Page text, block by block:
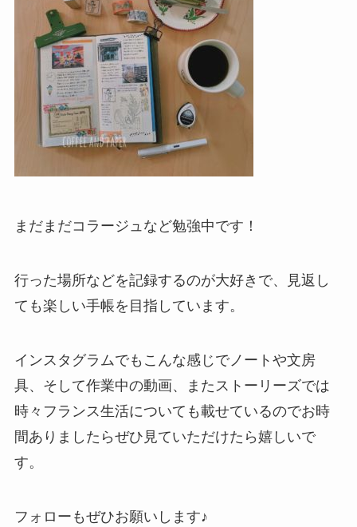
まだまだコラージュなど勉強中です！
行った場所などを記録するのが大好きで、見返し
ても楽しい手帳を目指しています。
インスタグラムでもこんな感じでノートや文房
具、そして作業中の動画、またストーリーズでは
時々フランス生活についても載せているのでお時
間ありましたらぜひ見ていただけたら嬉しいで
す。
フォローもぜひお願いします♪